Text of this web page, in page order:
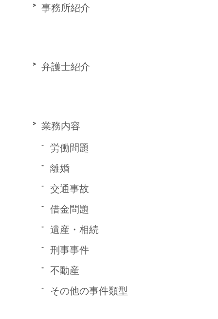
事務所紹介
弁護士紹介
業務内容
労働問題
離婚
交通事故
借金問題
遺産・相続
刑事事件
不動産
その他の事件類型